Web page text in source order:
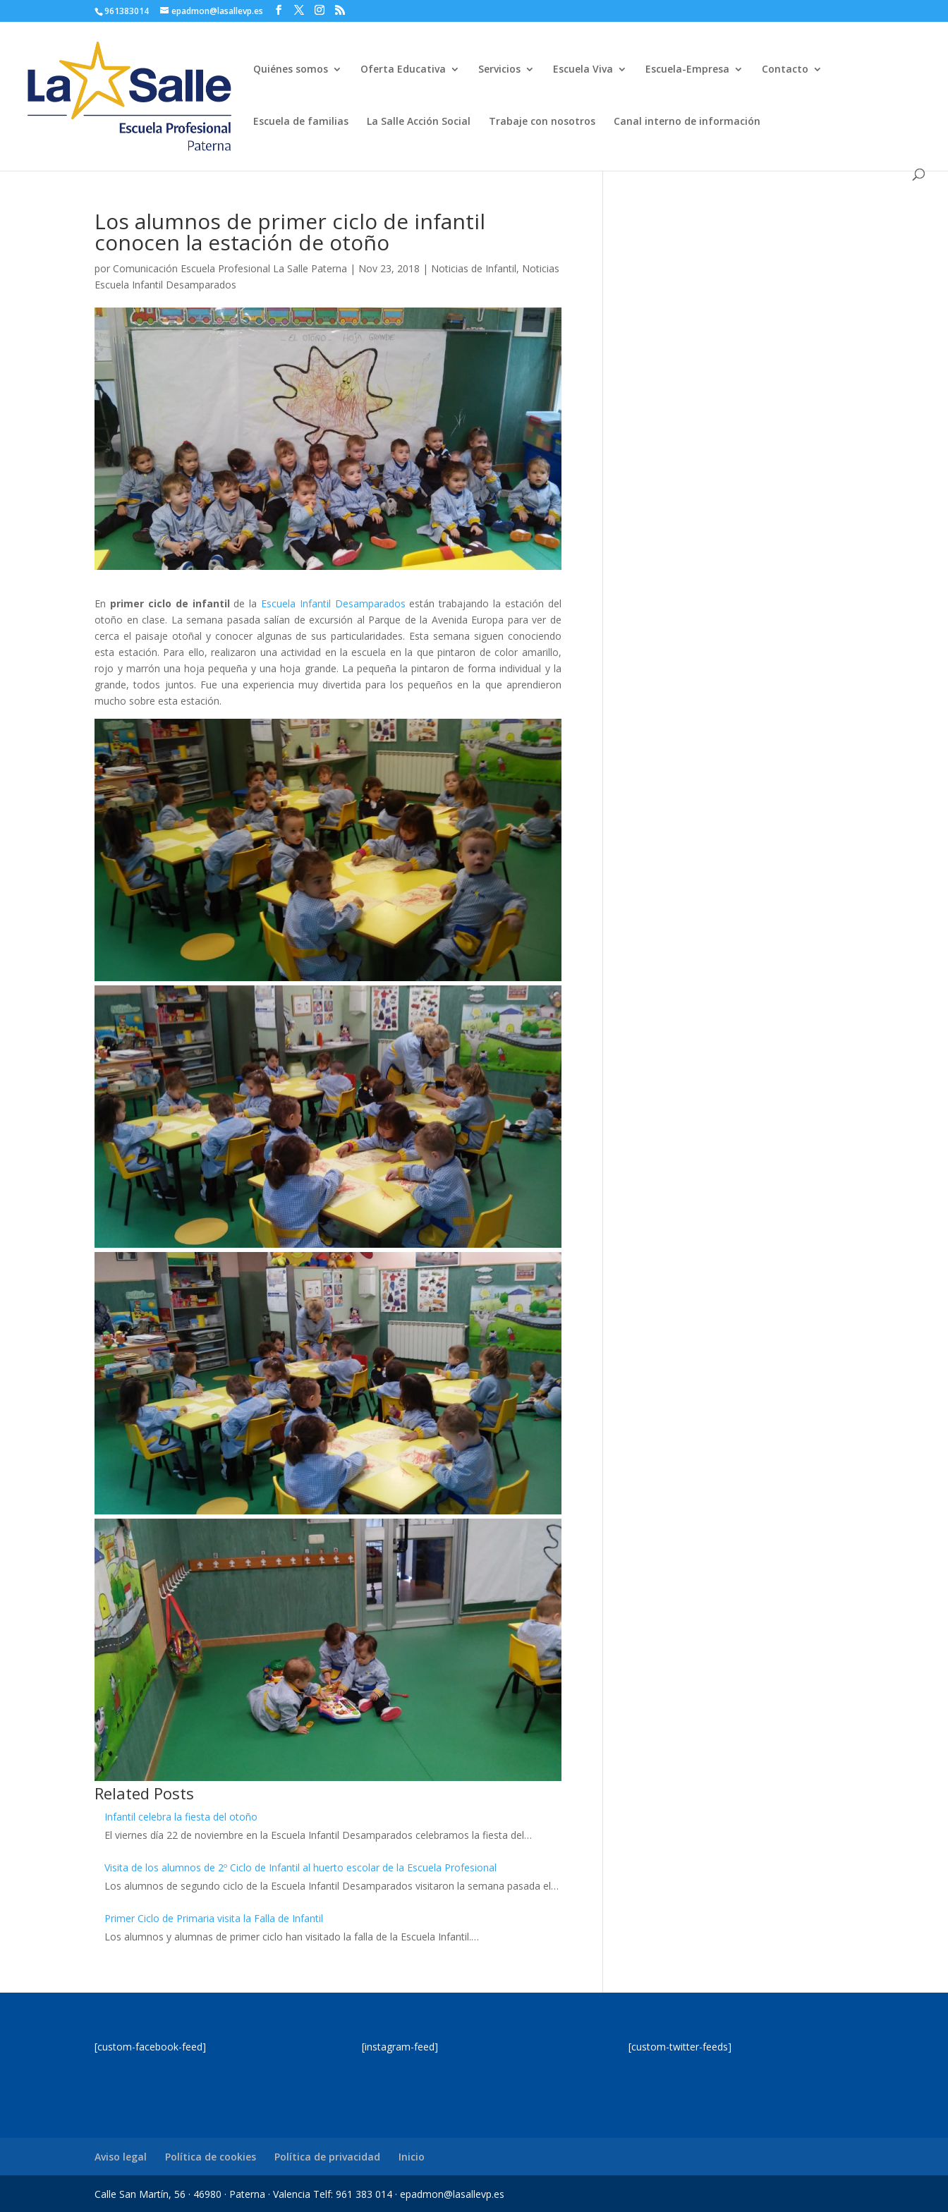
961383014 epadmon@lasallevp.es
Quiénes somos Oferta Educativa Servicios Escuela Viva Escuela-Empresa Contacto
Escuela de familias La Salle Acción Social Trabaje con nosotros Canal interno de información
Los alumnos de primer ciclo de infantil
conocen la estación de otoño
por Comunicación Escuela Profesional La Salle Paterna | Nov 23, 2018 | Noticias de Infantil, Noticias
Escuela Infantil Desamparados
En primer ciclo de infantil de la Escuela Infantil Desamparados están trabajando la estación del
otoño en clase. La semana pasada salían de excursión al Parque de la Avenida Europa para ver de
cerca el paisaje otoñal y conocer algunas de sus particularidades. Esta semana siguen conociendo
esta estación. Para ello, realizaron una actividad en la escuela en la que pintaron de color amarillo,
rojo y marrón una hoja pequeña y una hoja grande. La pequeña la pintaron de forma individual y la
grande, todos juntos. Fue una experiencia muy divertida para los pequeños en la que aprendieron
mucho sobre esta estación.
Related Posts
Infantil celebra la fiesta del otoño
El viernes día 22 de noviembre en la Escuela Infantil Desamparados celebramos la fiesta del…
Visita de los alumnos de 2º Ciclo de Infantil al huerto escolar de la Escuela Profesional
Los alumnos de segundo ciclo de la Escuela Infantil Desamparados visitaron la semana pasada el…
Primer Ciclo de Primaria visita la Falla de Infantil
Los alumnos y alumnas de primer ciclo han visitado la falla de la Escuela Infantil.…
[custom-facebook-feed] [instagram-feed] [custom-twitter-feeds]
Aviso legal Política de cookies Política de privacidad Inicio
Calle San Martín, 56 · 46980 · Paterna · Valencia Telf: 961 383 014 · epadmon@lasallevp.es